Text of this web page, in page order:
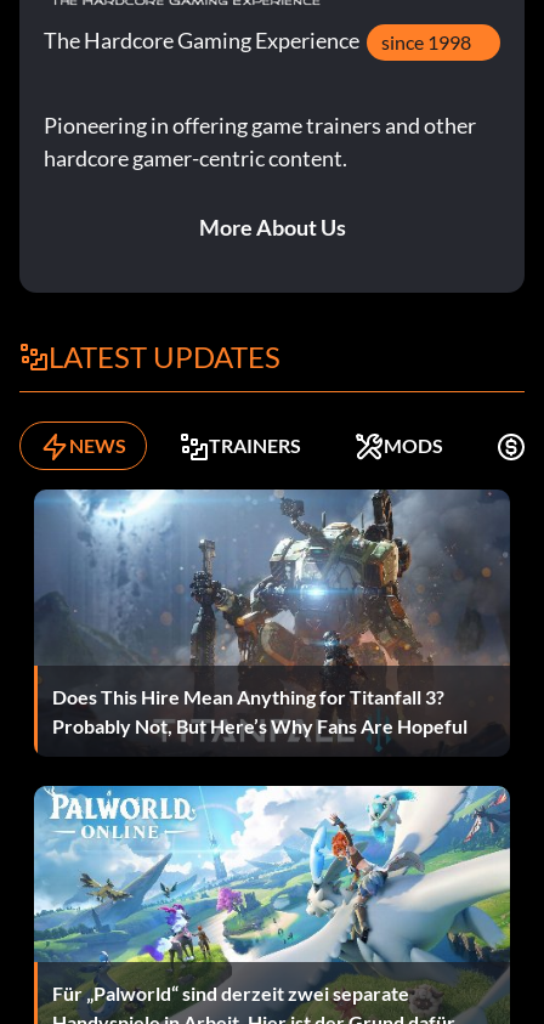
The Hardcore Gaming Experience since 1998
Pioneering in offering game trainers and other
hardcore gamer-centric content.
More About Us
LATEST UPDATES
NEWS TRAINERS MODS
Does This Hire Mean Anything for Titanfall 3?
Probably Not, But Here’s Why Fans Are Hopeful
Für „Palworld“ sind derzeit zwei separate